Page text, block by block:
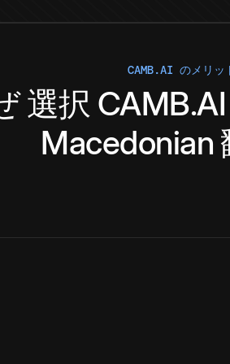
CAMB.AI のメリッ
選択 CAMB.AI
Macedonian